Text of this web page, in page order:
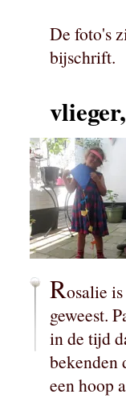
De foto's
bijschrift.
Rosalie
geweest.
in de tijd
bekenden
een hoop